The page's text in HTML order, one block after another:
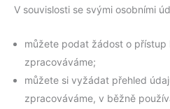
V souvislosti se svými osobními
můžete podat žádost o přístup
zpracováváme;
můžete si vyžádat přehled
zpracováváme, v běžně